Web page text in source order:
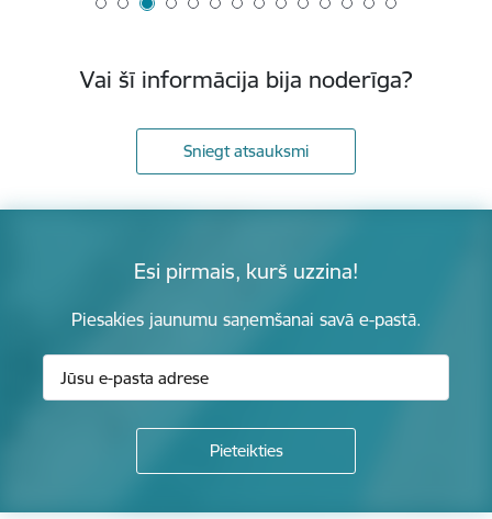
Vai šī informācija bija noderīga?
Sniegt atsauksmi
Esi pirmais, kurš uzzina!
Piesakies jaunumu saņemšanai savā e-pastā.